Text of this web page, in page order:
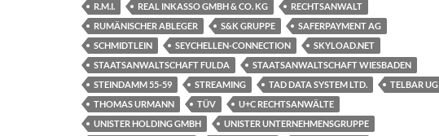
R.M.I.
REAL INKASSO GMBH & CO. KG
RECHTSANWALT
RUMÄNISCHER ABLEGER
S&K GRUPPE
SAFERPAYMENT AG
SCHMIDTLEIN
SEYCHELLEN-CONNECTION
SKYLOAD.NET
STAATSANWALTSCHAFT FULDA
STAATSANWALTSCHAFT WIESBADEN
STEINDAMM 55-59
STREAMING TAD DATA SYSTEM LTD.
TELBAR UG
THOMAS URMANN
TÜV
U+C RECHTSANWÄLTE
UNISTER HOLDING GMBH
UNISTER UNTERNEHMENSGRUPPE